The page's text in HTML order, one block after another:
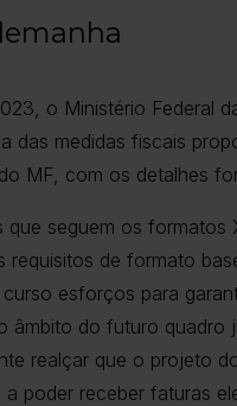
o Ministério Federal
das medidas fiscais
MF, com os detalhes
que seguem os formatos
requisitos de formato
curso esforços para
âmbito do futuro quadro
realçar que o projeto
a poder receber faturas